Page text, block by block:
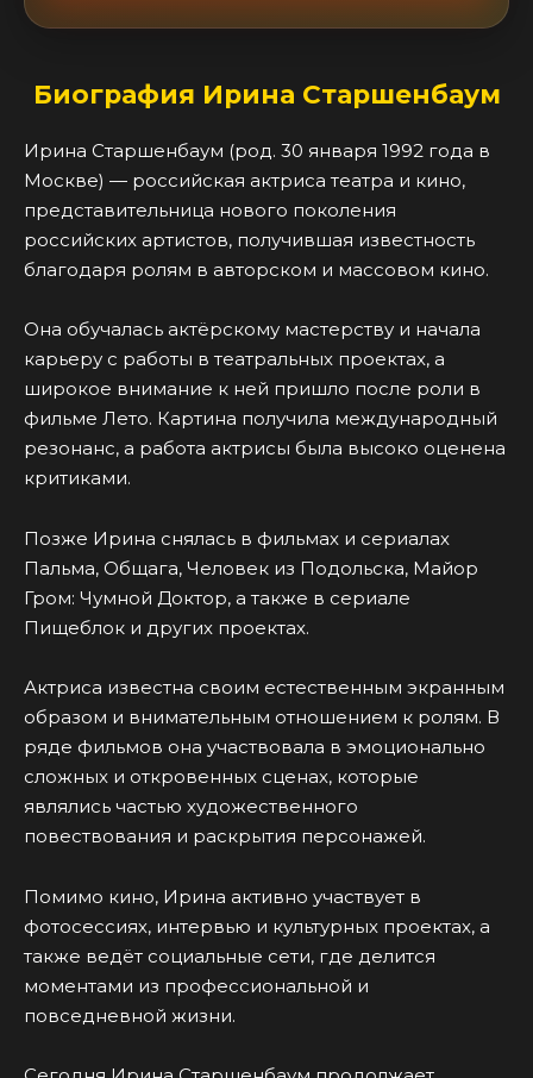
Биография Ирина Старшенбаум
Ирина Старшенбаум (род. 30 января 1992 года в
Москве) — российская актриса театра и кино,
представительница нового поколения
российских артистов, получившая известность
благодаря ролям в авторском и массовом кино.
Она обучалась актёрскому мастерству и начала
карьеру с работы в театральных проектах, а
широкое внимание к ней пришло после роли в
фильме Лето. Картина получила международный
резонанс, а работа актрисы была высоко оценена
критиками.
Позже Ирина снялась в фильмах и сериалах
Пальма, Общага, Человек из Подольска, Майор
Гром: Чумной Доктор, а также в сериале
Пищеблок и других проектах.
Актриса известна своим естественным экранным
образом и внимательным отношением к ролям. В
ряде фильмов она участвовала в эмоционально
сложных и откровенных сценах, которые
являлись частью художественного
повествования и раскрытия персонажей.
Помимо кино, Ирина активно участвует в
фотосессиях, интервью и культурных проектах, а
также ведёт социальные сети, где делится
моментами из профессиональной и
повседневной жизни.